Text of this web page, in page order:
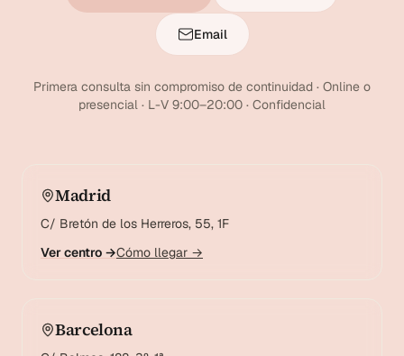
Email
Primera consulta sin compromiso de continuidad · Online o
presencial · L-V 9:00–20:00 · Confidencial
Madrid
C/ Bretón de los Herreros, 55, 1F
Ver centro →Cómo llegar →
Barcelona